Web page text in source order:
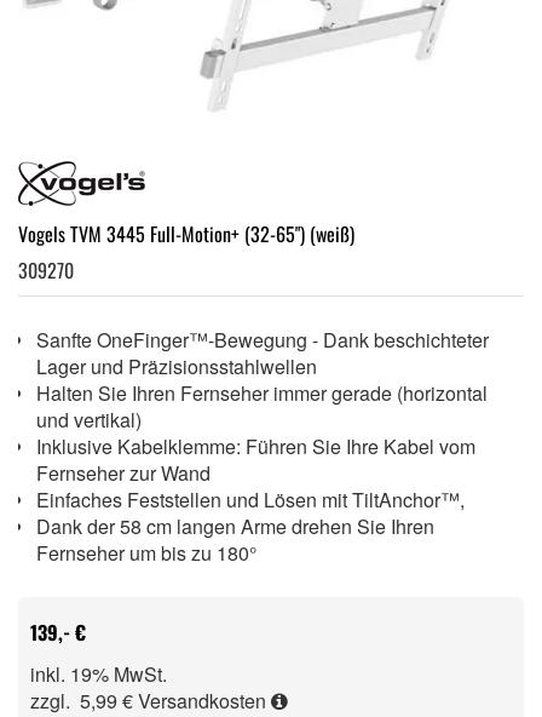
Vogels TVM 3445 Full-Motion+ (32-65") (weiß)
309270
Sanfte OneFinger™-Bewegung - Dank beschichteter
Lager und Präzisionsstahlwellen
Halten Sie Ihren Fernseher immer gerade (horizontal
und vertikal)
Inklusive Kabelklemme: Führen Sie Ihre Kabel vom
Fernseher zur Wand
Einfaches Feststellen und Lösen mit TiltAnchor™,
Dank der 58 cm langen Arme drehen Sie Ihren
Fernseher um bis zu 180°
139,- €
inkl. 19% MwSt.
zzgl. 5,99 €Versandkosten